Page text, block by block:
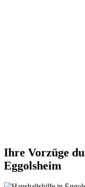
Ihre Vorzüge
Eggolsheim